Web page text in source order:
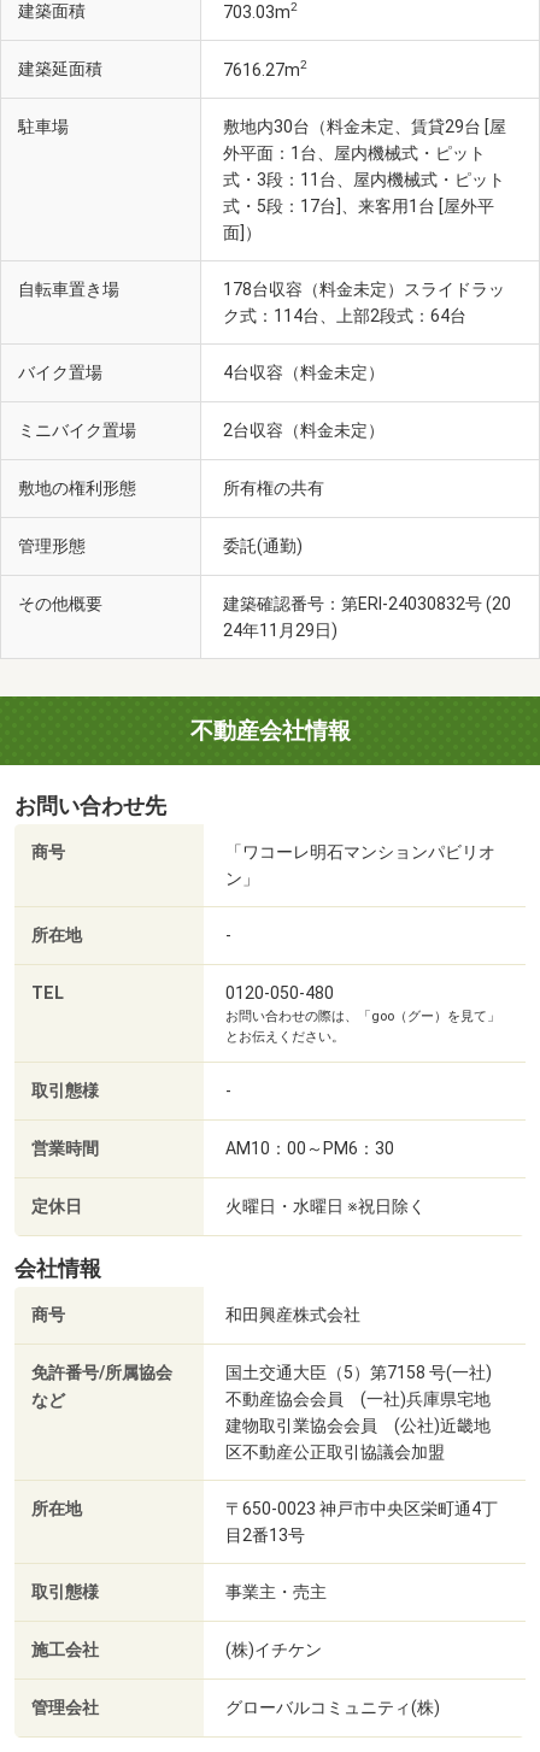
建築面積 703.03m2
建築延面積 7616.27m2
駐車場
敷地内30台（料金未定、賃貸29台 [屋
外平面：1台、屋内機械式・ピット
式・3段：11台、屋内機械式・ピット
式・5段：17台]、来客用1台 [屋外平
面]）
自転車置き場
178台収容（料金未定）スライドラッ
ク式：114台、上部2段式：64台
バイク置場 4台収容（料金未定）
ミニバイク置場 2台収容（料金未定）
敷地の権利形態 所有権の共有
管理形態 委託(通勤)
その他概要
建築確認番号：第ERI-24030832号 (20
24年11月29日)
不動産会社情報
お問い合わせ先
商号
「ワコーレ明石マンションパビリオ
ン」
所在地 -
TEL 0120-050-480
お問い合わせの際は、「goo（グー）を見て」
とお伝えください。
取引態様 -
営業時間 AM10：00～PM6：30
定休日 火曜日・水曜日 ※祝日除く
会社情報
商号 和田興産株式会社
免許番号/所属協会
など
国土交通大臣（5）第7158 号(一社)
不動産協会会員 (一社)兵庫県宅地
建物取引業協会会員 (公社)近畿地
区不動産公正取引協議会加盟
所在地
〒650-0023 神戸市中央区栄町通4丁
目2番13号
取引態様 事業主・売主
施工会社 (株)イチケン
管理会社 グローバルコミュニティ(株)